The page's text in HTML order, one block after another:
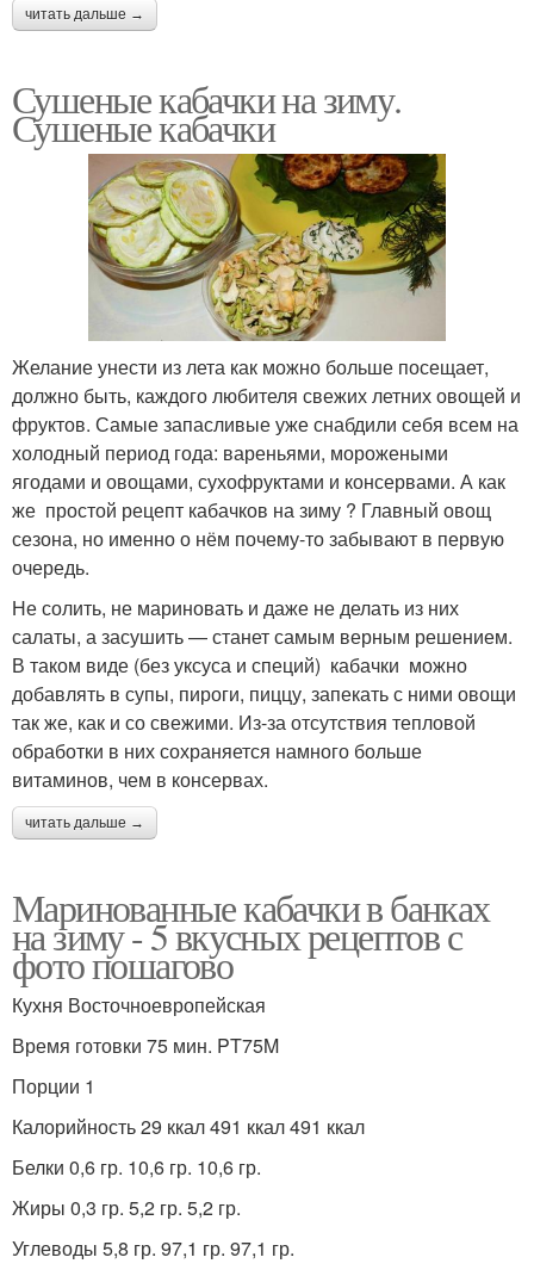
читать дальше →
Сушеные кабачки на зиму.
Сушеные кабачки
Желание унести из лета как можно больше посещает,
должно быть, каждого любителя свежих летних овощей и
фруктов. Самые запасливые уже снабдили себя всем на
холодный период года: вареньями, морожеными
ягодами и овощами, сухофруктами и консервами. А как
же простой рецепт кабачков на зиму ? Главный овощ
сезона, но именно о нём почему-то забывают в первую
очередь.
Не солить, не мариновать и даже не делать из них
салаты, а засушить — станет самым верным решением.
В таком виде (без уксуса и специй) кабачки можно
добавлять в супы, пироги, пиццу, запекать с ними овощи
так же, как и со свежими. Из-за отсутствия тепловой
обработки в них сохраняется намного больше
витаминов, чем в консервах.
читать дальше →
Маринованные кабачки в банках
на зиму - 5 вкусных рецептов с
фото пошагово
Кухня Восточноевропейская
Время готовки 75 мин. PT75M
Порции 1
Калорийность 29 ккал 491 ккал 491 ккал
Белки 0,6 гр. 10,6 гр. 10,6 гр.
Жиры 0,3 гр. 5,2 гр. 5,2 гр.
Углеводы 5,8 гр. 97,1 гр. 97,1 гр.